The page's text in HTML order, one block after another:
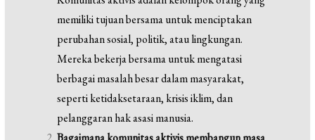
memiliki tujuan bersama untuk menciptakan
perubahan sosial, politik, atau lingkungan.
Mereka bekerja bersama untuk mengatasi
berbagai masalah besar dalam masyarakat,
seperti ketidaksetaraan, krisis iklim, dan
pelanggaran hak asasi manusia.